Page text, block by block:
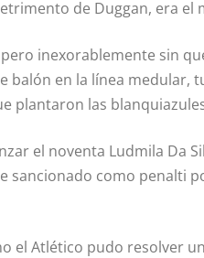
de Duggan, era
inexorablemente sin
balón en la línea medular,
plantaron las
el noventa Ludmila Da
sancionado como penalti
el Atlético pudo resolver